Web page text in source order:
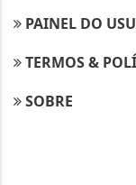
PAINEL DO
TERMOS &
SOBRE